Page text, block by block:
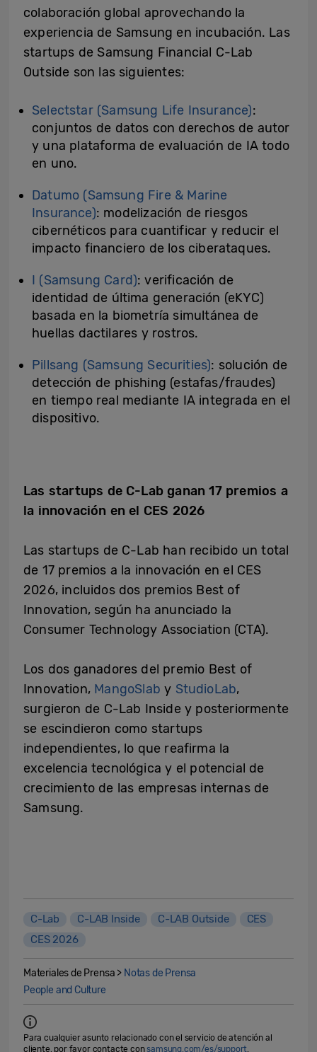
colaboración global aprovechando la
experiencia de Samsung en incubación. Las
startups de Samsung Financial C-Lab
Outside son las siguientes:
Selectstar (Samsung Life Insurance):
conjuntos de datos con derechos de autor
y una plataforma de evaluación de IA todo
en uno.
Datumo (Samsung Fire & Marine
Insurance): modelización de riesgos
cibernéticos para cuantificar y reducir el
impacto financiero de los ciberataques.
I (Samsung Card): verificación de
identidad de última generación (eKYC)
basada en la biometría simultánea de
huellas dactilares y rostros.
Pillsang (Samsung Securities): solución de
detección de phishing (estafas/fraudes)
en tiempo real mediante IA integrada en el
dispositivo.
Las startups de C-Lab ganan 17 premios a
la innovación en el CES 2026
Las startups de C-Lab han recibido un total
de 17 premios a la innovación en el CES
2026, incluidos dos premios Best of
Innovation, según ha anunciado la
Consumer Technology Association (CTA).
Los dos ganadores del premio Best of
Innovation, MangoSlab y StudioLab,
surgieron de C-Lab Inside y posteriormente
se escindieron como startups
independientes, lo que reafirma la
excelencia tecnológica y el potencial de
crecimiento de las empresas internas de
Samsung.
C-Lab C-LAB Inside C-LAB Outside
CES
CES 2026
Materiales de Prensa > Notas de Prensa
People and Culture
Para cualquier asunto relacionado con el servicio de atención al
cliente, por favor contacte consamsung.com/es/support